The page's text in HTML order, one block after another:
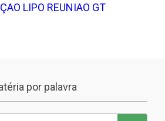
LIPO REUNIAO GT
por palavra